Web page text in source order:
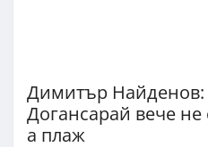
Димитър Найденов:
Догансарай вече не
а плаж